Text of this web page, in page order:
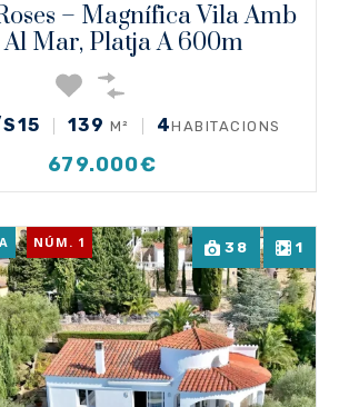
– Magnífica Vila Amb
Al Mar, Platja A 600m
139 M² 4HABITACIONS
679.000€
38 1
NÚM. 1